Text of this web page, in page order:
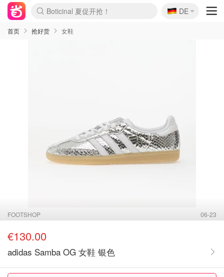
Boticinal 夏促开抢！
还没结束！&OtherStories大促
Joybuy变相75折 随时失效
速领！Stanley独家85折
疑似霸哥！Camper额外叠85折
Zalando 奥莱闪促！每日更新
Moncler反季囤！5折起+叠9折
Coach Brooklyn仅€192
🇩🇪
DE
首页 抢好货 女鞋
FOOTSHOP 06-23
€130.00
adidas Samba OG 女鞋 银色